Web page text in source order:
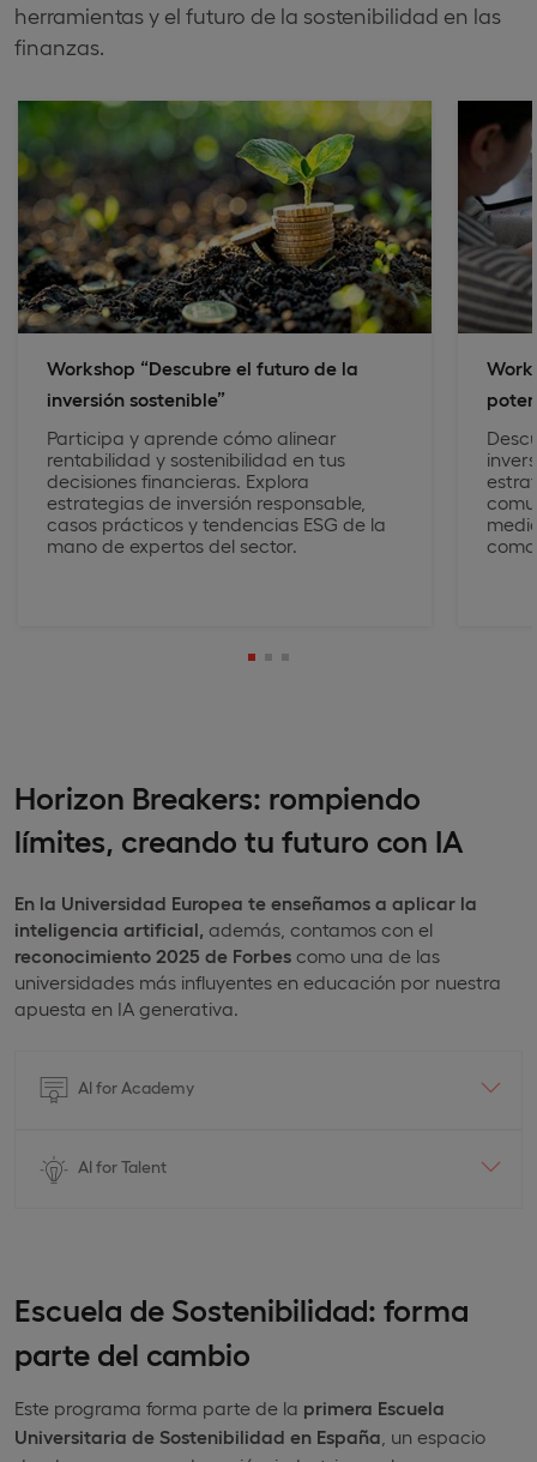
herramientas y el futuro de la sostenibilidad en las
finanzas.
Workshop “Descubre el futuro de la
inversión sostenible”
Participa y aprende cómo alinear
rentabilidad y sostenibilidad en tus
decisiones financieras. Explora
estrategias de inversión responsable,
casos prácticos y tendencias ESG de la
mano de expertos del sector.
Horizon Breakers: rompiendo
límites, creando tu futuro con IA
En la Universidad Europea te enseñamos a aplicar la
inteligencia artificial, además, contamos con el
reconocimiento 2025 de Forbes como una de las
universidades más influyentes en educación por nuestra
apuesta en IA generativa.
AI for Academy
AI for Talent
Escuela de Sostenibilidad: forma
parte del cambio
Este programa forma parte de la primera Escuela
Universitaria de Sostenibilidad en España , un espacio